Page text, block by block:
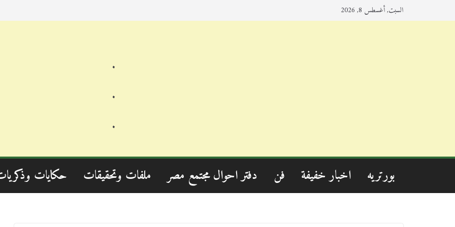
السبت, أغسطس 8, 2026
.
.
.
بورتريه اخبار خفيفة فن دفتر احوال مجتمع مصر ملفات وتحقيقات حكايات